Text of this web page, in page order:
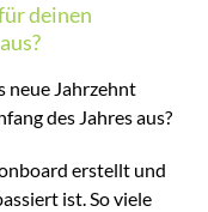
deinen
neue Jahrzehnt
des Jahres aus?
erstellt und
ist. So viele